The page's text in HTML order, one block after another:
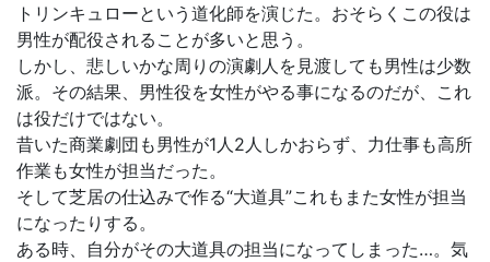
トリンキュローという道化師を演じた。おそらくこの役は
男性が配役されることが多いと思う。
しかし、悲しいかな周りの演劇人を見渡しても男性は少数
派。その結果、男性役を女性がやる事になるのだが、これ
は役だけではない。
昔いた商業劇団も男性が1人2人しかおらず、力仕事も高所
作業も女性が担当だった。
そして芝居の仕込みで作る“大道具”これもまた女性が担当
になったりする。
ある時、自分がその大道具の担当になってしまった…。気